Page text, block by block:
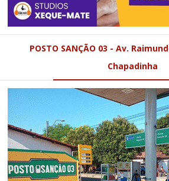
POSTO SANÇÃO 03 - Av.
Chapadinha